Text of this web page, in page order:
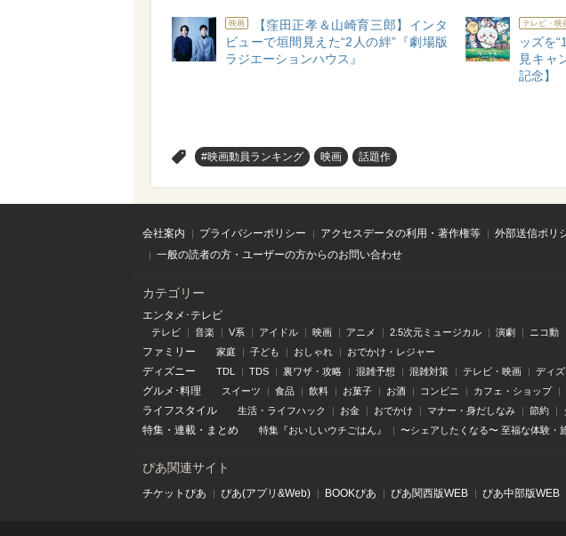
映画
【窪田正孝＆山崎育三郎】インタ
ビューで垣間見えた“2人の絆”『劇場版
ラジエーションハウス』
テレビ・映
ッズを
見キャ
記念】
#映画動員ランキング 映画 話題作
会社案内 プライバシーポリシー アクセスデータの利用・著作権等 外部送信ポリ
一般の読者の方・ユーザーの方からのお問い合わせ
カテゴリー
エンタメ･テレビ
テレビ 音楽 V系 アイドル 映画 アニメ 2.5次元ミュージカル 演劇 ニコ動
ファミリー 家庭 子ども おしゃれ おでかけ・レジャー
ディズニー TDL TDS 裏ワザ・攻略 混雑予想 混雑対策 テレビ・映画 ディ
グルメ･料理 スイーツ 食品 飲料 お菓子 お酒 コンビニ カフェ・ショップ
ライフスタイル 生活・ライフハック お金 おでかけ マナー・身だしなみ 節約
特集 ・ 連載 ・ まとめ 特集『おいしいウチごはん』 〜シェアしたくなる〜 至福な体験・
ぴあ関連サイト
チケットぴあ ぴあ(アプリ&Web) BOOKぴあ ぴあ関⻄版WEB ぴあ中部版WEB